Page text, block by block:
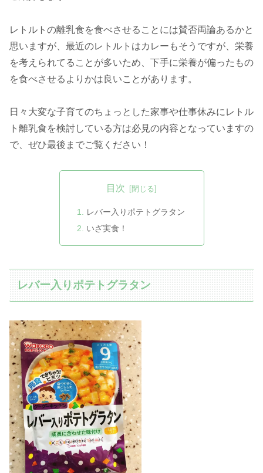
レトルトの離乳食を食べさせることには賛否両論あるかと
思いますが、最近のレトルトはカレーもそうですが、栄養
を考えられてることが多いため、下手に栄養が偏ったもの
を食べさせるよりかは良いことがあります。
日々大変な子育てのちょっとした家事や仕事休みにレトル
ト離乳食を検討している方は必見の内容となっていますの
で、ぜひ最後までご覧ください！
目次
レバー入りポテトグラタン
いざ実食！
レバー入りポテトグラタン